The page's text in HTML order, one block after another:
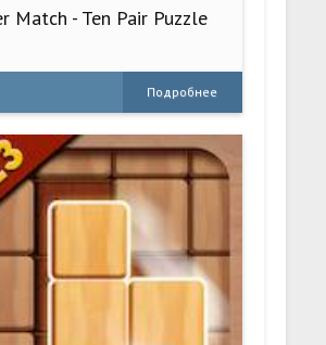
Match - Ten Pair Puzzle
Подробнее